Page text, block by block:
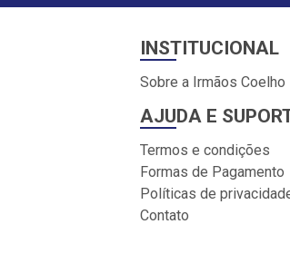
INSTITUCIONAL
Sobre a Irmãos Coelho
AJUDA E
Termos e condições
Formas de Pagamento
Políticas de
Contato